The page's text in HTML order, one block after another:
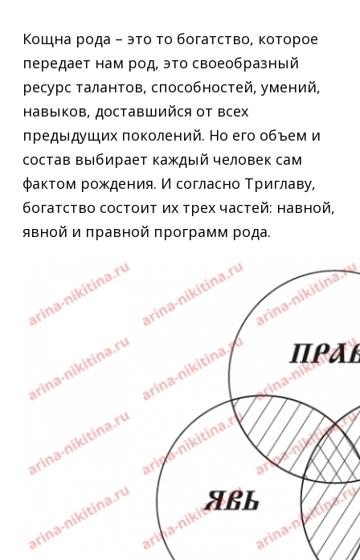
Кощна рода – это то богатство, которое
передает нам род, это своеобразный
ресурс талантов, способностей, умений,
навыков, доставшийся от всех
предыдущих поколений. Но его объем и
состав выбирает каждый человек сам
фактом рождения. И согласно Триглаву,
богатство состоит их трех частей: навной,
явной и правной программ рода.